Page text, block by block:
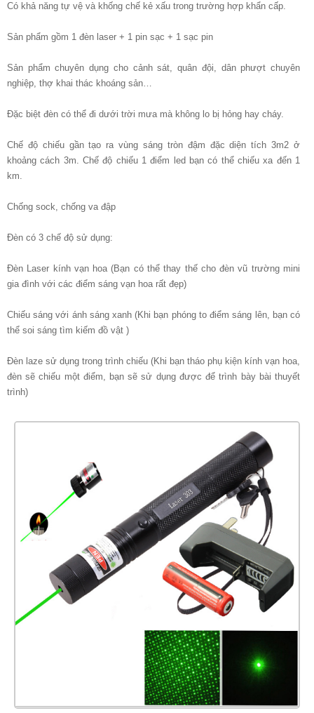
Có khả năng tự vệ và khống chế kẻ xấu trong trường hợp khẩn cấp.
Sản phẩm gồm 1 đèn laser + 1 pin sạc + 1 sạc pin
Sản phẩm chuyên dụng cho cảnh sát, quân đội, dân phượt chuyên
nghiệp, thợ khai thác khoáng sản…
Đặc biệt đèn có thể đi dưới trời mưa mà không lo bị hỏng hay cháy.
Chế độ chiếu gần tạo ra vùng sáng tròn đậm đặc diện tích 3m2 ở
khoảng cách 3m. Chế độ chiếu 1 điểm led bạn có thể chiếu xa đến 1
km.
Chống sock, chống va đập
Đèn có 3 chế độ sử dụng:
Đèn Laser kính vạn hoa (Bạn có thể thay thế cho đèn vũ trường mini
gia đình với các điểm sáng vạn hoa rất đẹp)
Chiếu sáng với ánh sáng xanh (Khi bạn phóng to điểm sáng lên, bạn có
thể soi sáng tìm kiếm đồ vật )
Đèn laze sử dụng trong trình chiếu (Khi bạn tháo phụ kiện kính vạn hoa,
đèn sẽ chiếu một điểm, bạn sẽ sử dụng được để trình bày bài thuyết
trình)